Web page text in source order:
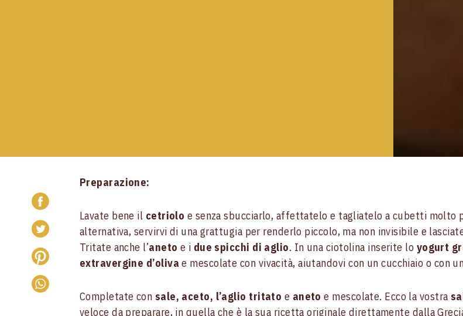
Preparazione:
Lavate bene il cetriolo e senza sbucciarlo, affettatelo e tagliatelo a cubetti molto
alternativa, servirvi di una grattugia per renderlo piccolo, ma non invisibile e
Tritate anche l’aneto e i due spicchi di aglio. In una ciotolina inserite lo yogurt
extravergine d’oliva e mescolate con vivacità, aiutandovi con un cucchiaio o con
Completate con sale, aceto, l’aglio tritato e aneto e mescolate. Ecco la vostra
veloce da preparare, in quella che è la sua ricetta originale direttamente dalla